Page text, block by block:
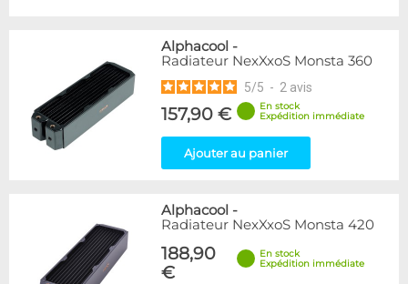
Alphacool -
Radiateur NexXxoS Monsta 360
5/5 - 2 avis
157,90 €
En stock
Expédition immédiate
Ajouter au panier
Alphacool -
Radiateur NexXxoS Monsta 420
188,90
€
En stock
Expédition immédiate